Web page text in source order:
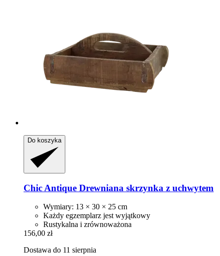
Do koszyka
Chic Antique Drewniana skrzynka z uchwytem
Wymiary: 13 × 30 × 25 cm
Każdy egzemplarz jest wyjątkowy
Rustykalna i zrównoważona
156,00 zł
Dostawa do 11 sierpnia